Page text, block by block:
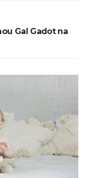
Gal Gadot na